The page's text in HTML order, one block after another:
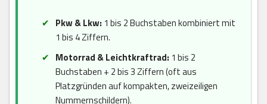
Pkw & Lkw: 1 bis 2 Buchstaben kombiniert mit
1 bis 4 Ziffern.
Motorrad & Leichtkraftrad: 1 bis 2
Buchstaben + 2 bis 3 Ziffern (oft aus
Platzgründen auf kompakten, zweizeiligen
Nummernschildern).